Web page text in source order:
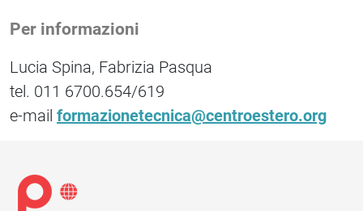
Per informazioni
Lucia Spina, Fabrizia Pasqua
tel. 011 6700.654/619
e-mail formazionetecnica@centroestero.org